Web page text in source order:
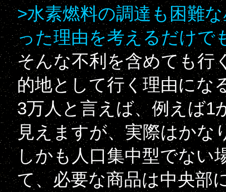
>水素燃料の調達も困難
った理由を考えるだけで
そんな不利を含めても行
的地として行く理由にな
3万人と言えば、例えば1
見えますが、実際はかな
しかも人口集中型でない
て、必要な商品は中央部